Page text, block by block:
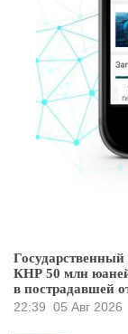
КНР 50 млн
в пострадавшей
22:39 05 Авг 2026